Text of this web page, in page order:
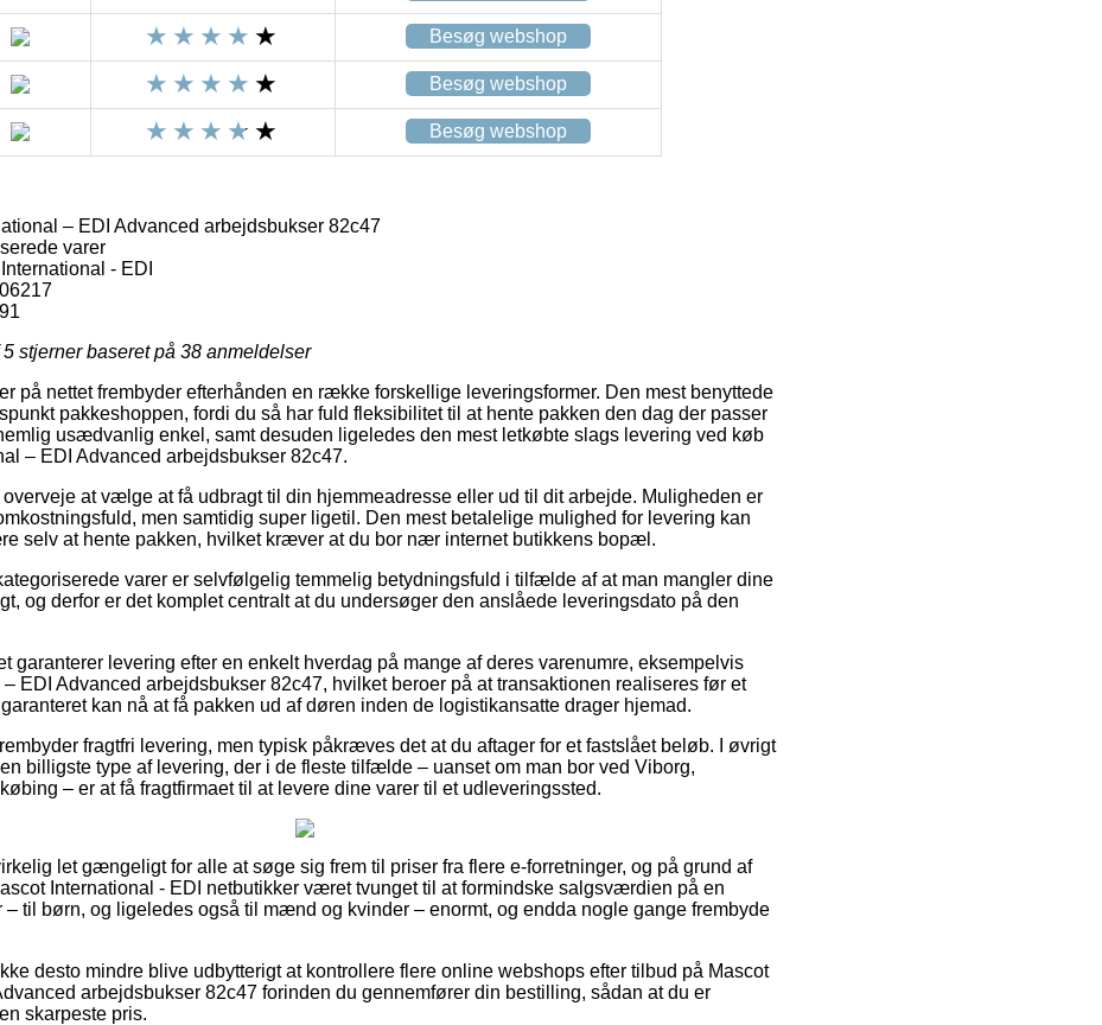
Besøg webshop
Besøg webshop
Besøg webshop
– EDI Advanced arbejdsbukser 82c47
varer
- EDI
stjerner baseret på 38 anmeldelser
på nettet frembyder efterhånden en række forskellige leveringsformer. Den mest benyttede
pakkeshoppen, fordi du så har fuld fleksibilitet til at hente pakken den dag der passer
usædvanlig enkel, samt desuden ligeledes den mest letkøbte slags levering ved køb
– EDI Advanced arbejdsbukser 82c47.
at vælge at få udbragt til din hjemmeadresse eller ud til dit arbejde. Muligheden er
men samtidig super ligetil. Den mest betalelige mulighed for levering kan
selv at hente pakken, hvilket kræver at du bor nær internet butikkens bopæl.
varer er selvfølgelig temmelig betydningsfuld i tilfælde af at man mangler dine
og derfor er det komplet centralt at du undersøger den anslåede leveringsdato på den
garanterer levering efter en enkelt hverdag på mange af deres varenumre, eksempelvis
– EDI Advanced arbejdsbukser 82c47, hvilket beroer på at transaktionen realiseres før et
kan nå at få pakken ud af døren inden de logistikansatte drager hjemad.
fragtfri levering, men typisk påkræves det at du aftager for et fastslået beløb. I øvrigt
billigste type af levering, der i de fleste tilfælde – uanset om man bor ved Viborg,
– er at få fragtfirmaet til at levere dine varer til et udleveringssted.
let gængeligt for alle at søge sig frem til priser fra flere e-forretninger, og på grund af
International - EDI netbutikker været tvunget til at formindske salgsværdien på en
til børn, og ligeledes også til mænd og kvinder – enormt, og endda nogle gange frembyde
desto mindre blive udbytterigt at kontrollere flere online webshops efter tilbud på Mascot
arbejdsbukser 82c47 forinden du gennemfører din bestilling, sådan at du er
skarpeste pris.